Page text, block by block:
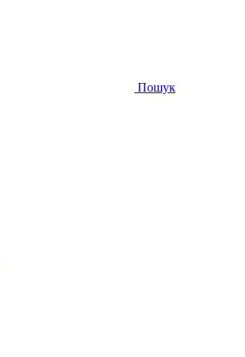
Пошук